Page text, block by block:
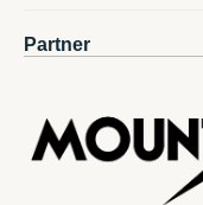
Partner